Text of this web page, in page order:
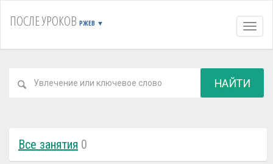
ПОСЛЕ УРОКОВ РЖЕВ ▼
НАЙТИ
Все занятия 0